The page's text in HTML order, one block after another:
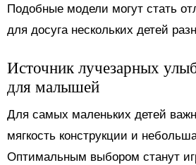
Подобные модели могут стать
для досуга нескольких детей
Источник лучезарных
для малышей
Для самых маленьких детей
мягкость конструкции и
Оптимальным выбором станут